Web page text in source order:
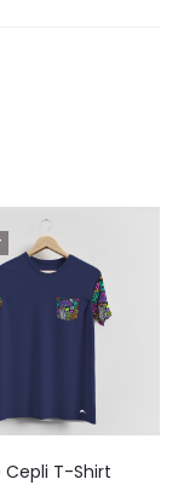
Cepli T-Shirt